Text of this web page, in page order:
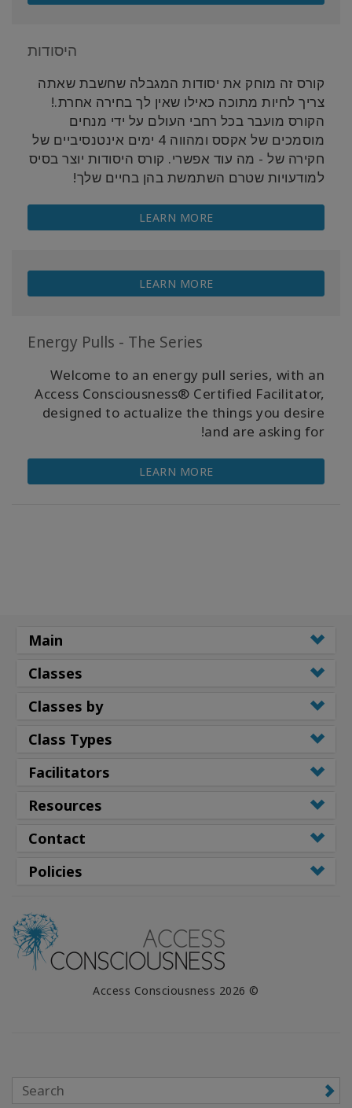
היסודות
קורס זה מוחק את יסודות המגבלה שחשבת שאתה
צריך לחיות מתוכה כאילו שאין לך בחירה אחרת.!
הקורס מועבר בכל רחבי העולם על ידי מנחים
מוסמכים של אקסס ומהווה 4 ימים אינטנסיביים של
חקירה של - מה עוד אפשרי. קורס היסודות יוצר בסיס
למודעויות שטרם השתמשת בהן בחיים שלך!
LEARN MORE
LEARN MORE
Energy Pulls - The Series
Welcome to an energy pull series, with an
Access Consciousness® Certified Facilitator,
designed to actualize the things you desire
and are asking for!
LEARN MORE
Main
Classes
Classes by
Class Types
Facilitators
Resources
Contact
Policies
© 2026 Access Consciousness